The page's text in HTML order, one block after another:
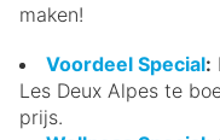
maken!
Voordeel Special:
Les Deux Alpes te
prijs.